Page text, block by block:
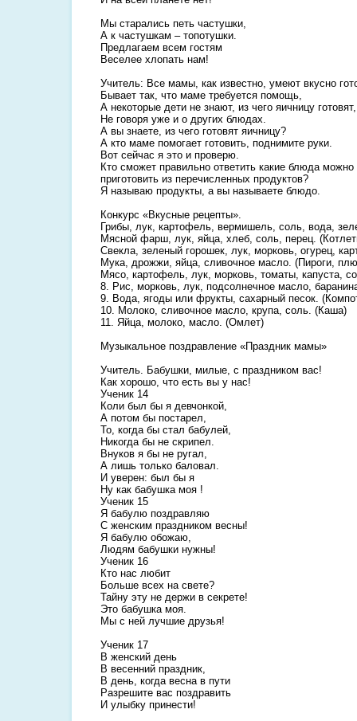
Мы старались петь частушки,
А к частушкам – топотушки.
Предлагаем всем гостям
Веселее хлопать нам!
Учитель: Все мамы, как известно, умеют вкусно
Бывает так, что маме требуется помощь,
А некоторые дети не знают, из чего яичницу готовят,
Не говоря уже и о других блюдах.
А вы знаете, из чего готовят яичницу?
А кто маме помогает готовить, поднимите руки.
Вот сейчас я это и проверю.
Кто сможет правильно ответить какие блюда можно
приготовить из перечисленных продуктов?
Я называю продукты, а вы называете блюдо.
Конкурс «Вкусные рецепты».
Грибы, лук, картофель, вермишель, соль, вода,
Мясной фарш, лук, яйца, хлеб, соль, перец.
Свекла, зеленый горошек, лук, морковь, огурец,
Мука, дрожжи, яйца, сливочное масло. (Пироги,
Мясо, картофель, лук, морковь, томаты, капуста,
8. Рис, морковь, лук, подсолнечное масло,
9. Вода, ягоды или фрукты, сахарный песок.
10. Молоко, сливочное масло, крупа, соль. (Каша)
11. Яйца, молоко, масло. (Омлет)
Музыкальное поздравление «Праздник мамы»
Учитель. Бабушки, милые, с праздником вас!
Как хорошо, что есть вы у нас!
Ученик 14
Коли был бы я девчонкой,
А потом бы постарел,
То, когда бы стал бабулей,
Никогда бы не скрипел.
Внуков я бы не ругал,
А лишь только баловал.
И уверен: был бы я
Ну как бабушка моя !
Ученик 15
Я бабулю поздравляю
С женским праздником весны!
Я бабулю обожаю,
Людям бабушки нужны!
Ученик 16
Кто нас любит
Больше всех на свете?
Тайну эту не держи в секрете!
Это бабушка моя.
Мы с ней лучшие друзья!
Ученик 17
В женский день
В весенний праздник,
В день, когда весна в пути
Разрешите вас поздравить
И улыбку принести!